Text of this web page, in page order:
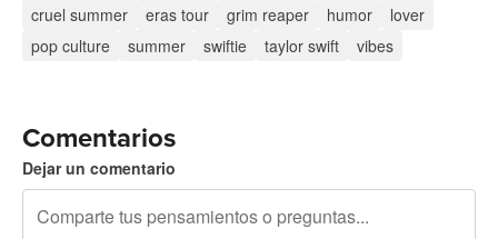
cruel summer eras tour grim reaper humor
lover
pop culture
summer swiftie taylor swift vibes
Comentarios
Dejar un comentario